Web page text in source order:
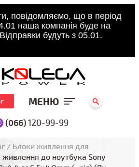
повідомляємо, що в період
наша компанія буде на
будуть з 05.01.
(066)120-99-99
МЕНЮ
/ Блоки живлення для
живлення до ноутбука Sony